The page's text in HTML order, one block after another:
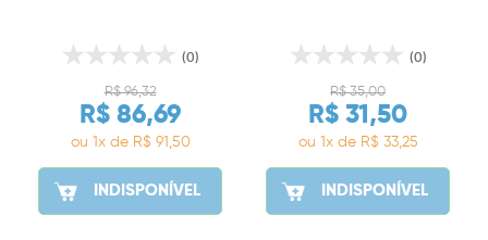
(0)
R$ 96,32
R$ 86,69
ou 1x de R$ 91,50
INDISPONÍVEL
(0)
R$ 35,00
R$ 31,50
ou 1x de R$ 33,25
INDISPONÍVEL